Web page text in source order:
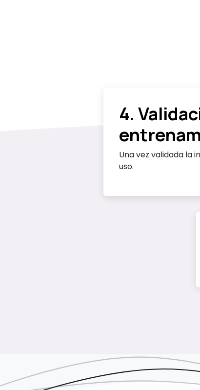
4.
Una vez validada la
uso.